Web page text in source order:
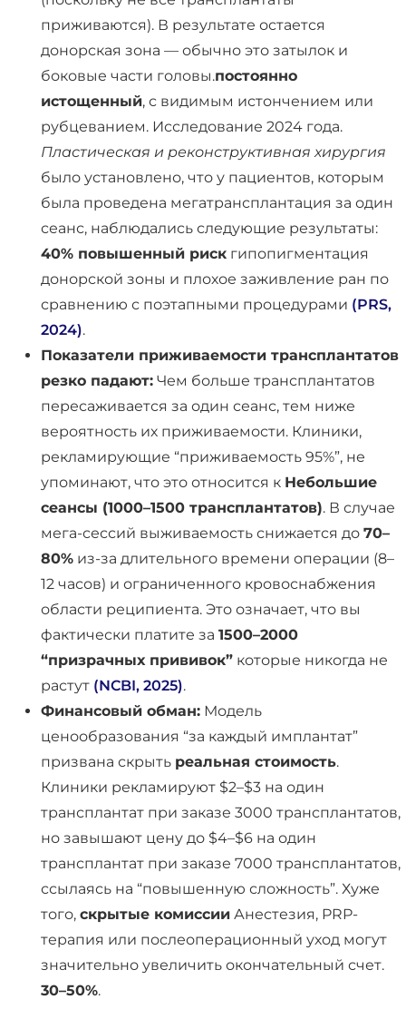
приживаются). В результате остается
донорская зона — обычно это затылок и
боковые части головы.постоянно
истощенный, с видимым истончением или
рубцеванием. Исследование 2024 года.
Пластическая и реконструктивная хирургия
было установлено, что у пациентов, которым
была проведена мегатрансплантация за один
сеанс, наблюдались следующие результаты:
40% повышенный риск гипопигментация
донорской зоны и плохое заживление ран по
сравнению с поэтапными процедурами (PRS,
2024).
Показатели приживаемости трансплантатов
резко падают: Чем больше трансплантатов
пересаживается за один сеанс, тем ниже
вероятность их приживаемости. Клиники,
рекламирующие “приживаемость 95%”, не
упоминают, что это относится к Небольшие
сеансы (1000–1500 трансплантатов). В случае
мега-сессий выживаемость снижается до 70–
80% из-за длительного времени операции (8–
12 часов) и ограниченного кровоснабжения
области реципиента. Это означает, что вы
фактически платите за 1500–2000
“призрачных прививок” которые никогда не
растут (NCBI, 2025).
Финансовый обман: Модель
ценообразования “за каждый имплантат”
призвана скрыть реальная стоимость.
Клиники рекламируют $2–$3 на один
трансплантат при заказе 3000 трансплантатов,
но завышают цену до $4–$6 на один
трансплантат при заказе 7000 трансплантатов,
ссылаясь на “повышенную сложность”. Хуже
того, скрытые комиссии Анестезия, PRP-
терапия или послеоперационный уход могут
значительно увеличить окончательный счет.
30–50%.